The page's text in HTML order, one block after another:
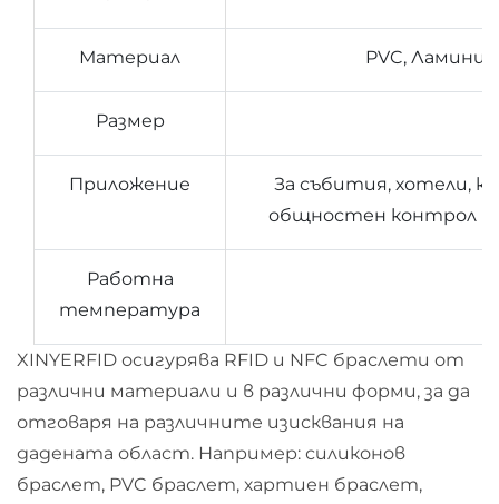
Материал PVC,
Размер
Приложение
За събития, хотели,
общностен контрол
Работна
температура
XINYERFID осигурява RFID и NFC браслети от
различни материали и в различни форми, за да
отговаря на различните изисквания на
дадената област. Например: силиконов
браслет, PVC браслет, хартиен браслет,